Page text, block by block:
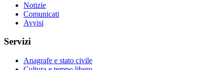
Notizie
Comunicati
Avvisi
Servizi
Anagrafe e stato civile